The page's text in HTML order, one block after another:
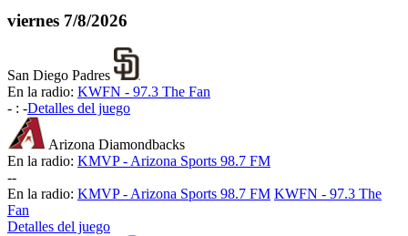
viernes 7/8/2026
San Diego Padres
En la radio: KWFN - 97.3 The Fan
- : -Detalles del juego
Arizona Diamondbacks
En la radio: KMVP - Arizona Sports 98.7 FM
--
En la radio: KMVP - Arizona Sports 98.7 FM KWFN - 97.3 The
Fan
Detalles del juego